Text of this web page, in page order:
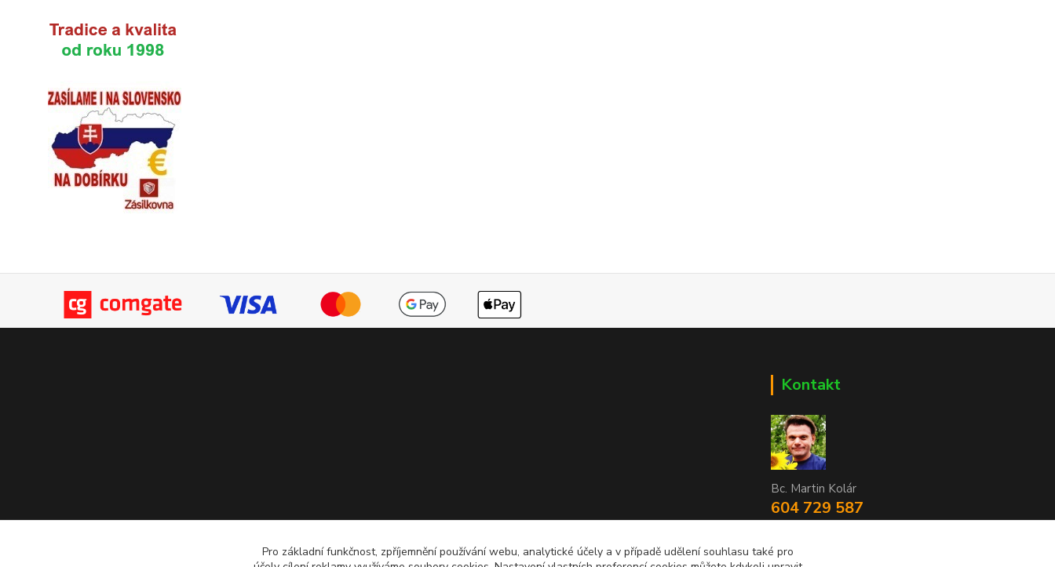
Kontakt
Bc. Martin Kolár
604 729 587
Pro základní funkčnost, zpříjemnění používání webu, analytické účely a v případě udělení souhlasu také pro